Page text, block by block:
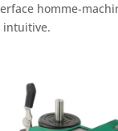
homme-
intuitive.